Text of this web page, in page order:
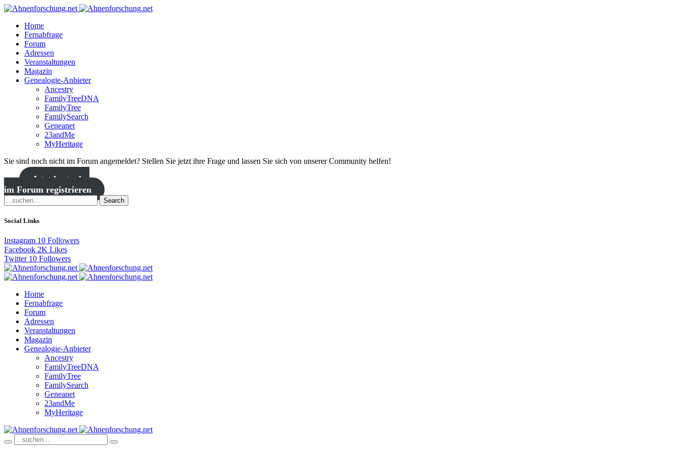
Home
Fernabfrage
Forum
Adressen
Veranstaltungen
Magazin
Genealogie-Anbieter
Ancestry
FamilyTreeDNA
FamilyTree
FamilySearch
Geneanet
23andMe
MyHeritage
Sie sind noch nicht im Forum angemeldet? Stellen Sie jetzt ihre Frage und lassen Sie sich von unserer Community helfen!
Jetzt kostenlos
im Forum registrieren
Search
Social Links
Instagram 10 Followers
Facebook 2K Likes
Twitter 10 Followers
Home
Fernabfrage
Forum
Adressen
Veranstaltungen
Magazin
Genealogie-Anbieter
Ancestry
FamilyTreeDNA
FamilyTree
FamilySearch
Geneanet
23andMe
MyHeritage